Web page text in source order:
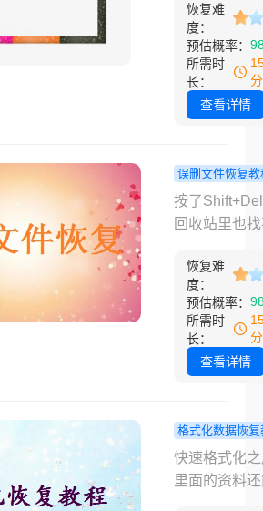
度找回重要
南与专业方
的突然消失
人都会感到
助。究竟
Windows10
文件如何恢
问题，更是
全的必修课
将结合权威
细解析从专
到系统自带
全方位恢复
助你高效找
的数据。
恢复难
度：
预估概率：
所需时
长：
查看详情
误删文件恢复教
了还能恢复
试过这几个
法！
按了
回收站里也
来吗？上个
事干了一件
悔一整天的
整理文件夹
按了
应过来，里
写了两个多
目文档。他
恢复难
度：
预估概率：
所需时
长：
查看详情
格式化数据恢复
不小心把硬
式化了怎么
快速格式化
里面的资料